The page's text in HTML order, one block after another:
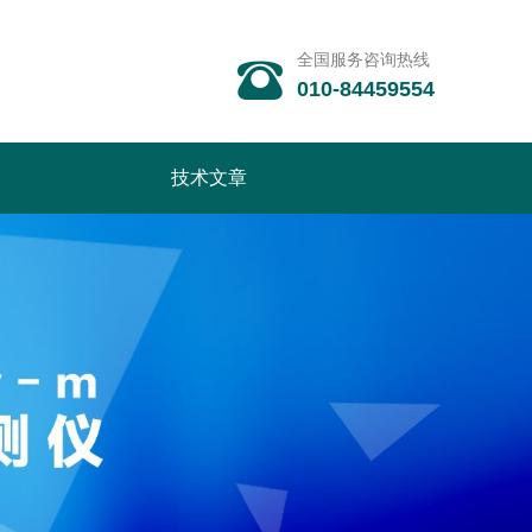
 全国服务咨询热线
010-84459554
技术文章